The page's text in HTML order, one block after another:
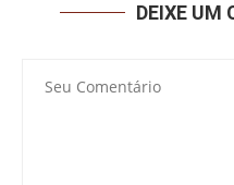
DEIXE UM